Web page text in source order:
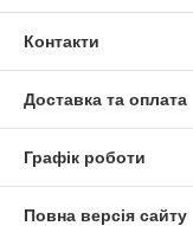
Контакти
Доставка та оплата
Графік роботи
Повна версія сайту